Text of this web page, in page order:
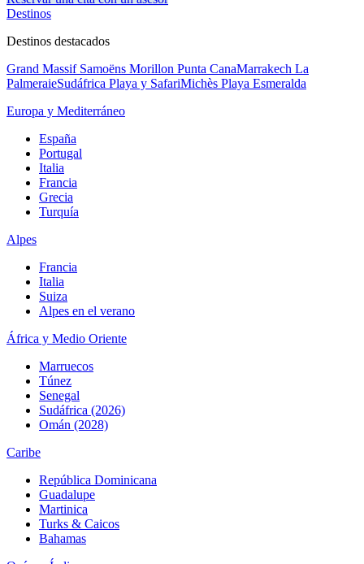
Destinos
Destinos destacados
Grand Massif Samoëns Morillon Punta CanaMarrakech La
PalmeraieSudáfrica Playa y SafariMichès Playa Esmeralda
Europa y Mediterráneo
España
Portugal
Italia
Francia
Grecia
Turquía
Alpes
Francia
Italia
Suiza
Alpes en el verano
África y Medio Oriente
Marruecos
Túnez
Senegal
Sudáfrica (2026)
Omán (2028)
Caribe
República Dominicana
Guadalupe
Martinica
Turks & Caicos
Bahamas